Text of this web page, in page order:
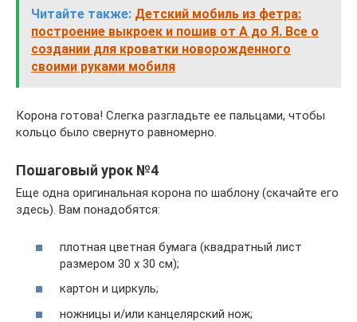
Читайте также: Детский мобиль из фетра:
построение выкроек и пошив от А до Я. Все о
создании для кроватки новорожденного
своими руками мобиля
Корона готова! Слегка разгладьте ее пальцами, чтобы
кольцо было свернуто равномерно.
Пошаговый урок №4
Еще одна оригинальная корона по шаблону (скачайте его
здесь). Вам понадобятся:
плотная цветная бумага (квадратный лист
размером 30 х 30 см);
картон и циркуль;
ножницы и/или канцелярский нож;